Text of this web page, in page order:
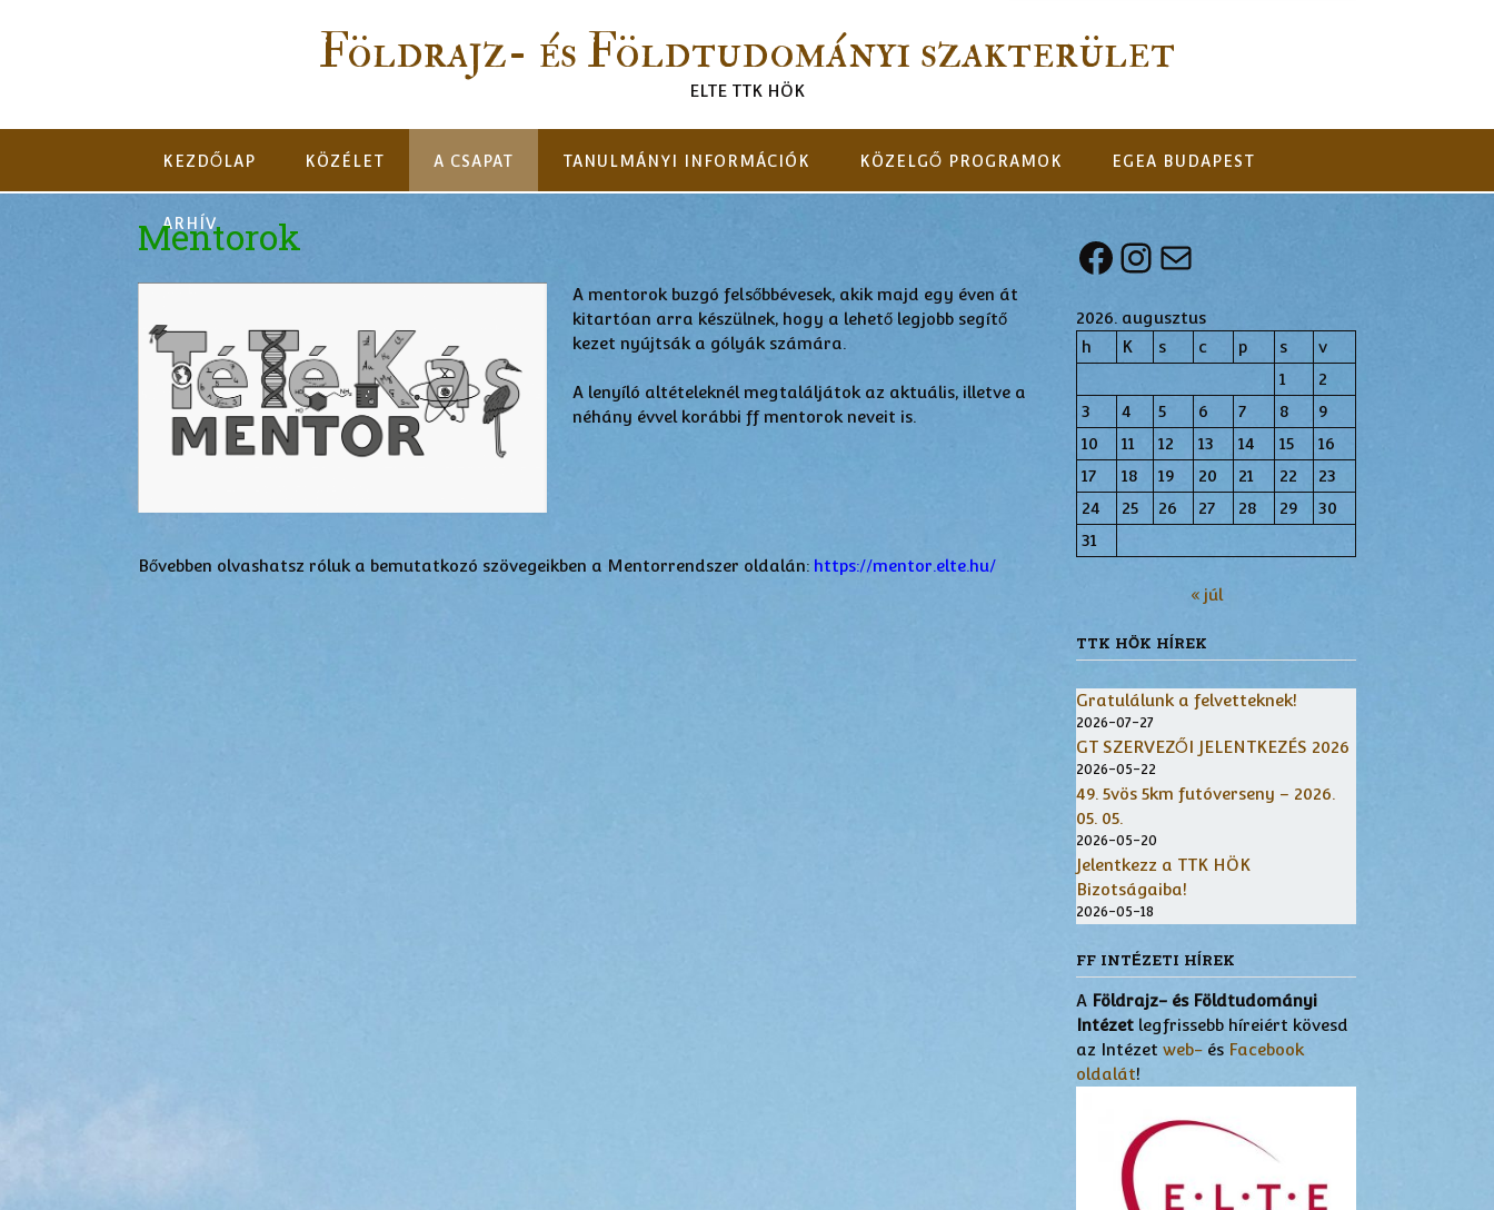
Földrajz- és Földtudományi szakterület
ELTE TTK HÖK
KEZDŐLAP KÖZÉLET A CSAPAT TANULMÁNYI INFORMÁCIÓK KÖZELGŐ PROGRAMOK EGEA BUDAPEST
ARHÍV
Mentorok
A mentorok buzgó felsőbbévesek, akik majd egy éven át
kitartóan arra készülnek, hogy a lehető legjobb segítő
kezet nyújtsák a gólyák számára.
A lenyíló altételeknél megtaláljátok az aktuális, illetve a
néhány évvel korábbi ff mentorok neveit is.
Bővebben olvashatsz róluk a bemutatkozó szövegeikben a Mentorrendszer oldalán: https://mentor.elte.hu/
Facebook
Instagram
Mail
2026. augusztus
h
K s c p s
v
1
2
3
4 5 6 7 8
9
10
11 12 13 14 15
16
17
18 19 20 21 22
23
24
25 26 27 28 29
30
31
« júl
TTK HÖK HÍREK
Gratulálunk a felvetteknek!
2026-07-27
GT SZERVEZŐI JELENTKEZÉS 2026
2026-05-22
49. 5vös 5km futóverseny – 2026.
05. 05.
2026-05-20
Jelentkezz a TTK HÖK
Bizotságaiba!
2026-05-18
FF INTÉZETI HÍREK
A Földrajz- és Földtudományi
Intézetlegfrissebb híreiért kövesd
az Intézet web-és Facebook
oldalát!